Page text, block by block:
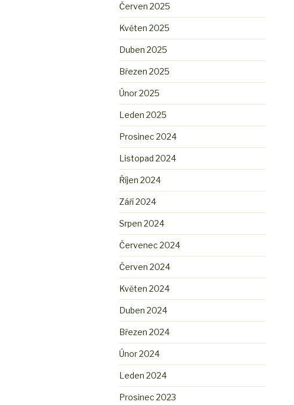
Červen 2025
Květen 2025
Duben 2025
Březen 2025
Únor 2025
Leden 2025
Prosinec 2024
Listopad 2024
Říjen 2024
Září 2024
Srpen 2024
Červenec 2024
Červen 2024
Květen 2024
Duben 2024
Březen 2024
Únor 2024
Leden 2024
Prosinec 2023